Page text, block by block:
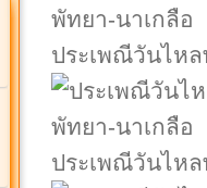
ประเพณีวันไห
ประเพณีวันไห